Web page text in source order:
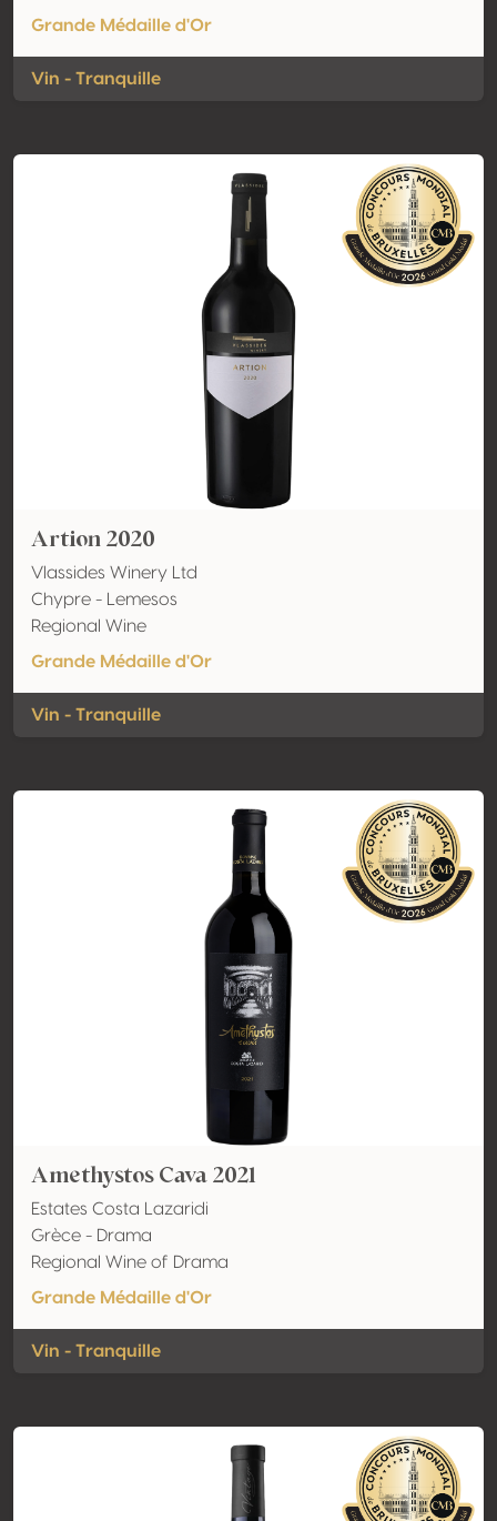
Grande Médaille d'Or
Vin - Tranquille
Artion 2020
Vlassides Winery Ltd
Chypre - Lemesos
Regional Wine
Grande Médaille d'Or
Vin - Tranquille
Amethystos Cava 2021
Estates Costa Lazaridi
Grèce - Drama
Regional Wine of Drama
Grande Médaille d'Or
Vin - Tranquille